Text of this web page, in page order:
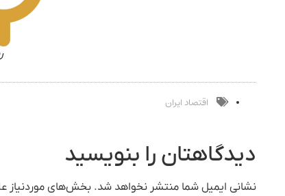
اقتصاد ایران
دیدگاهتان را بنویسید
نشانی ایمیل شما منتشر نخواهد شد. بخش‌های موردنیاز